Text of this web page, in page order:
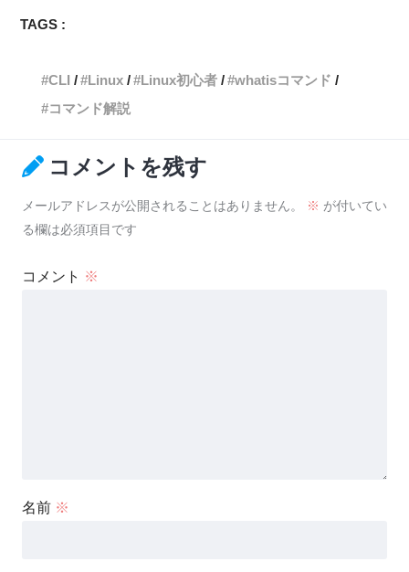
TAGS :
CLI Linux Linux初心者
whatisコマンド
コマンド解説
コメントを残す
メールアドレスが公開されることはありません。 ※ が付いてい
る欄は必須項目です
コメント ※
名前 ※